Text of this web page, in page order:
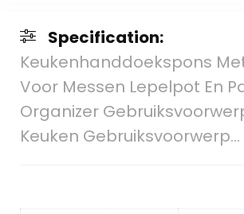
Specification:
Keukenhanddoekspons
Voor Messen Lepelpot En
Organizer
Keuken Gebruiksvoorwerp…